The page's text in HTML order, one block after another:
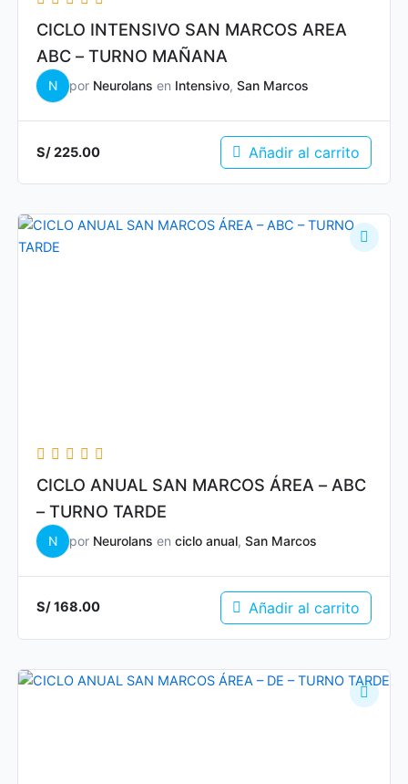
CICLO INTENSIVO SAN MARCOS AREA
ABC – TURNO MAÑANA
N por Neurolans en Intensivo, San Marcos
S/225.00 Añadir al carrito
CICLO ANUAL SAN MARCOS ÁREA – ABC
– TURNO TARDE
N por Neurolans en ciclo anual, San Marcos
S/168.00 Añadir al carrito